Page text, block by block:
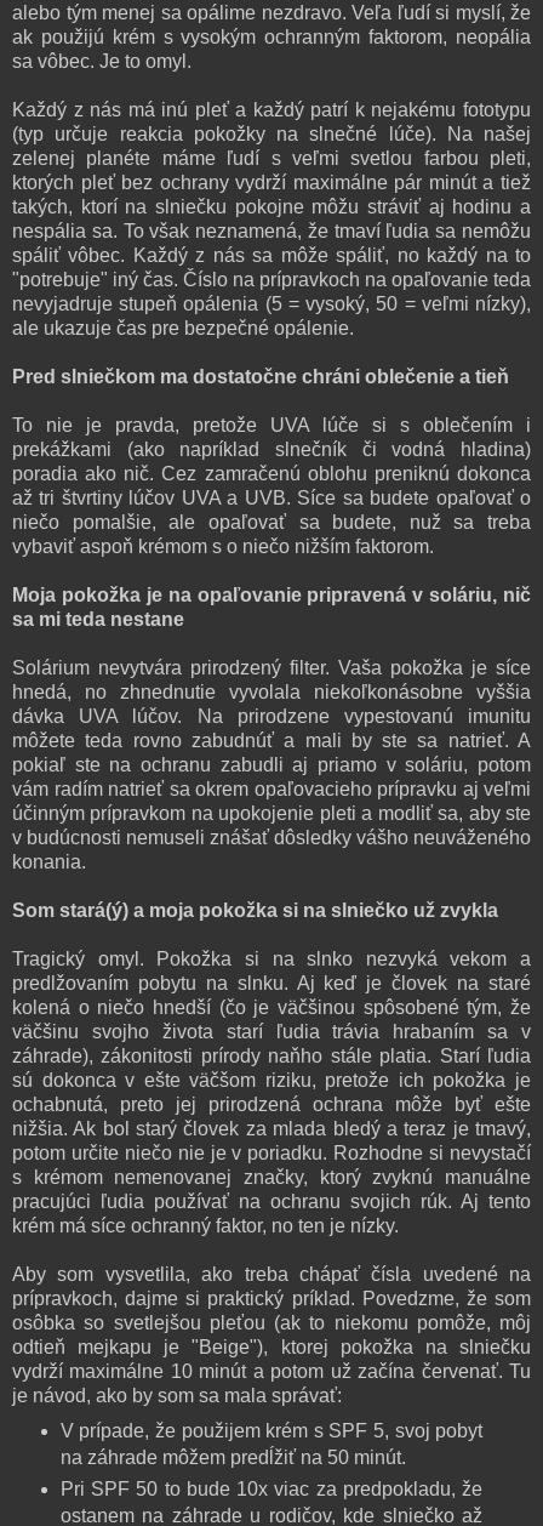
alebo tým menej sa opálime nezdravo. Veľa ľudí si myslí, že
ak použijú krém s vysokým ochranným faktorom, neopália
sa vôbec. Je to omyl.
Každý z nás má inú pleť a každý patrí k nejakému fototypu
(typ určuje reakcia pokožky na slnečné lúče). Na našej
zelenej planéte máme ľudí s veľmi svetlou farbou pleti,
ktorých pleť bez ochrany vydrží maximálne pár minút a tiež
takých, ktorí na slniečku pokojne môžu stráviť aj hodinu a
nespália sa. To však neznamená, že tmaví ľudia sa nemôžu
spáliť vôbec. Každý z nás sa môže spáliť, no každý na to
"potrebuje" iný čas. Číslo na prípravkoch na opaľovanie teda
nevyjadruje stupeň opálenia (5 = vysoký, 50 = veľmi nízky),
ale ukazuje čas pre bezpečné opálenie.
Pred slniečkom ma dostatočne chráni oblečenie a tieň
To nie je pravda, pretože UVA lúče si s oblečením i
prekážkami (ako napríklad slnečník či vodná hladina)
poradia ako nič. Cez zamračenú oblohu preniknú dokonca
až tri štvrtiny lúčov UVA a UVB. Síce sa budete opaľovať o
niečo pomalšie, ale opaľovať sa budete, nuž sa treba
vybaviť aspoň krémom s o niečo nižším faktorom.
Moja pokožka je na opaľovanie pripravená v soláriu, nič
sa mi teda nestane
Solárium nevytvára prirodzený filter. Vaša pokožka je síce
hnedá, no zhnednutie vyvolala niekoľkonásobne vyššia
dávka UVA lúčov. Na prirodzene vypestovanú imunitu
môžete teda rovno zabudnúť a mali by ste sa natrieť. A
pokiaľ ste na ochranu zabudli aj priamo v soláriu, potom
vám radím natrieť sa okrem opaľovacieho prípravku aj veľmi
účinným prípravkom na upokojenie pleti a modliť sa, aby ste
v budúcnosti nemuseli znášať dôsledky vášho neuváženého
konania.
Som stará(ý) a moja pokožka si na slniečko už zvykla
Tragický omyl. Pokožka si na slnko nezvyká vekom a
predlžovaním pobytu na slnku. Aj keď je človek na staré
kolená o niečo hnedší (čo je väčšinou spôsobené tým, že
väčšinu svojho života starí ľudia trávia hrabaním sa v
záhrade), zákonitosti prírody naňho stále platia. Starí ľudia
sú dokonca v ešte väčšom riziku, pretože ich pokožka je
ochabnutá, preto jej prirodzená ochrana môže byť ešte
nižšia. Ak bol starý človek za mlada bledý a teraz je tmavý,
potom určite niečo nie je v poriadku. Rozhodne si nevystačí
s krémom nemenovanej značky, ktorý zvyknú manuálne
pracujúci ľudia používať na ochranu svojich rúk. Aj tento
krém má síce ochranný faktor, no ten je nízky.
Aby som vysvetlila, ako treba chápať čísla uvedené na
prípravkoch, dajme si praktický príklad. Povedzme, že som
osôbka so svetlejšou pleťou (ak to niekomu pomôže, môj
odtieň mejkapu je "Beige"), ktorej pokožka na slniečku
vydrží maximálne 10 minút a potom už začína červenať. Tu
je návod, ako by som sa mala správať:
V prípade, že použijem krém s SPF 5, svoj pobyt
na záhrade môžem predĺžiť na 50 minút.
Pri SPF 50 to bude 10x viac za predpokladu, že
ostanem na záhrade u rodičov, kde slniečko až